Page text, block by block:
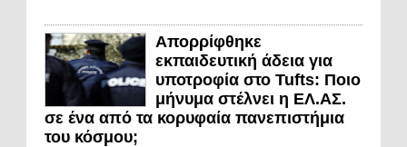
Απορρίφθηκε
εκπαιδευτική άδεια για
υποτροφία στο Tufts: Ποιο
μήνυμα στέλνει η ΕΛ.ΑΣ.
σε ένα από τα κορυφαία πανεπιστήμια
του κόσμου;